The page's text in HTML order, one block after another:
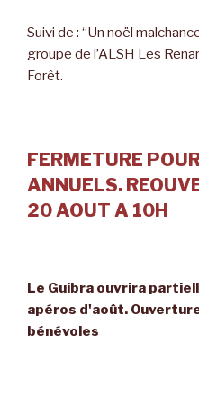
Suivi de : “Un noël
groupe de l’ALSH Les
Forêt.
FERMETURE
ANNUELS.
20 AOUT A 10H
Le Guibra ouvrira
apéros d'août.
bénévoles